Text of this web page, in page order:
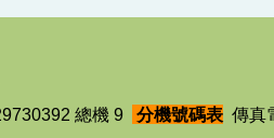
總機 9 分機號碼表 傳